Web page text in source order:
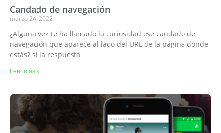
Candado de navegación
marzo 24, 2022
¿Alguna vez te ha llamado la curiosidad ese candado de
navegación que aparece al lado del URL de la página donde
estás? si la respuesta
Leer más »